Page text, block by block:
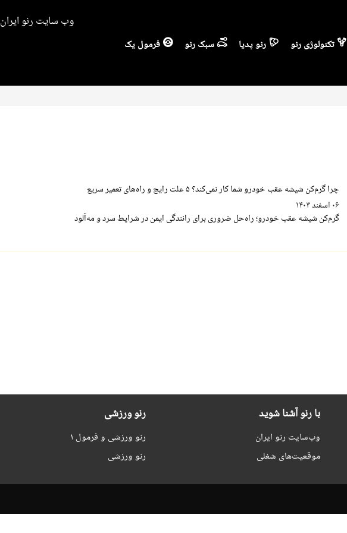
وب سایت رنو ایران
تکنولوژی رنو رنو پدیا سبک رنو فرمول یک
چرا گرم‌کن شیشه عقب خودرو شما کار نمی‌کند؟ ۵ علت رایج و راه‌های تعمیر سریع
۰۶ اسفند ۱۴۰۳
گرم‌کن شیشه عقب خودرو؛ راه‌حل ضروری برای رانندگی ایمن در شرایط سرد و مه‌آلود
با رنو آشنا شوید
وب‌سایت رنو ایران
موقعیت‌های شغلی
رنو ورزشی
رنو ورزشی و فرمول ۱
رنو ورزشی